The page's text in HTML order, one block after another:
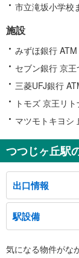
市立滝坂小学校
施設
みずほ銀行
セブン銀行 京
三菱UFJ銀行
トモズ 京王リ
マツモトキヨシ
つつじヶ丘駅
出口情報
北口
東つつじヶ丘１丁目
ば、バスのりば
南口
駅設備
※段差なしでの移動
気になる物件がな